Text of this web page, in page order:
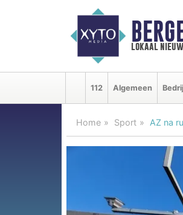
lokaal
112 Algemeen
Home Sport AZ na